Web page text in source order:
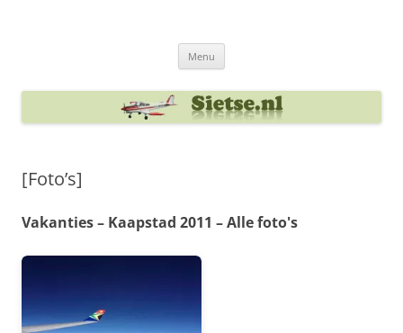
Menu
[Foto’s]
Vakanties – Kaapstad 2011 – Alle foto's